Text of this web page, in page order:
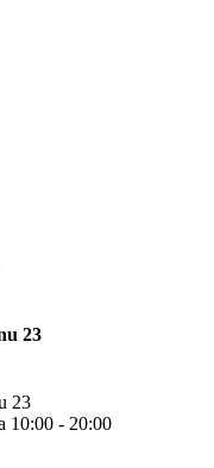
23
23
10:00 - 20:00